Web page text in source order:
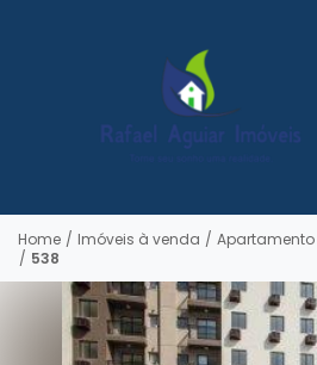
Home / Imóveis à venda / Apartamento
/ 538